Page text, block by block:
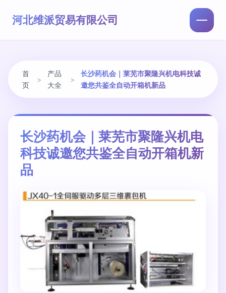
河北维派贸易有限公司
首
页
>
产品
大全
>
长沙药机会｜莱芜市聚隆兴机电科技诚
邀您共鉴全自动开箱机新品
长沙药机会｜莱芜市聚隆兴机电
科技诚邀您共鉴全自动开箱机新
品